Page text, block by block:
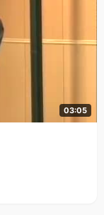
03:05